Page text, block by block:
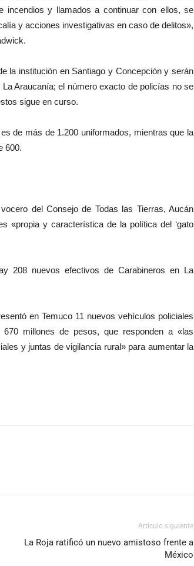
incendios y llamados a continuar con ellos, se
y acciones investigativas en caso de delitos»,
la institución en Santiago y Concepción y serán
Araucanía; el número exacto de policías no se
sigue en curso.
de más de 1.200 uniformados, mientras que la
600.
del Consejo de Todas las Tierras, Aucán
«propia y característica de la política del ‘gato
208 nuevos efectivos de Carabineros en La
en Temuco 11 nuevos vehículos policiales
millones de pesos, que responden a «las
y juntas de vigilancia rural» para aumentar la
Artículo siguiente
La Roja ratificó un nuevo amistoso frente a
México